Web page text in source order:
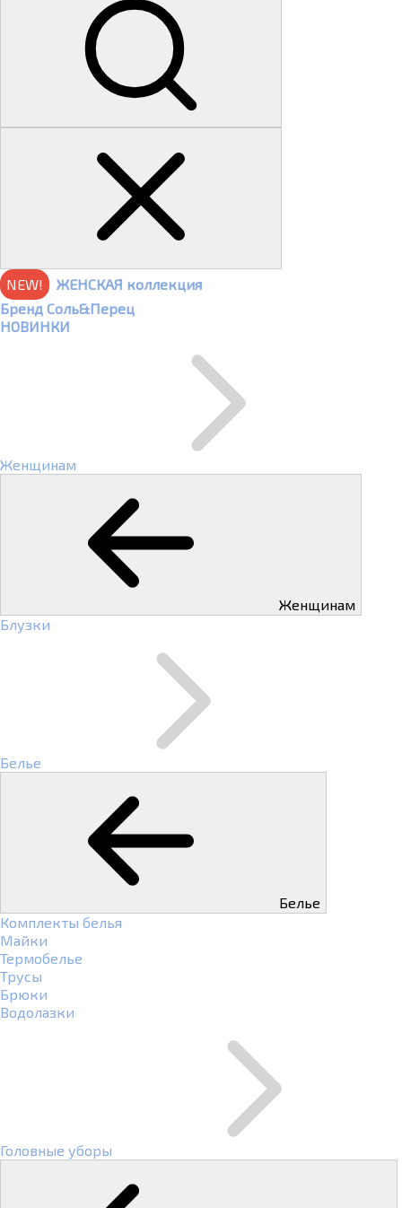
NEW!
ЖЕНСКАЯ коллекция
Бренд Соль&Перец
НОВИНКИ
Женщинам
Женщинам
Блузки
Белье
Белье
Комплекты белья
Майки
Термобелье
Трусы
Брюки
Водолазки
Головные уборы